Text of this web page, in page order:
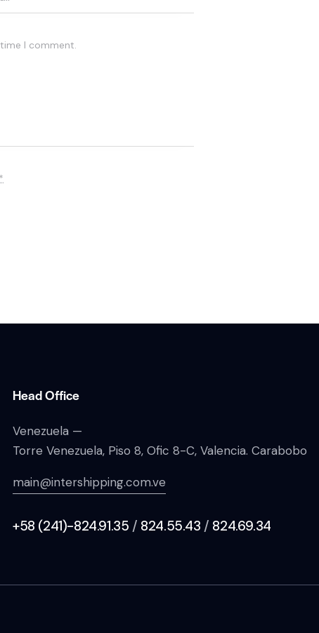
I comment.
*
Head Office
Venezuela —
Torre Venezuela, Piso 8, Ofic 8-C, Valencia. Carabobo
main@intershipping.com.ve
+58 (241)-824.91.35 / 824.55.43 / 824.69.34